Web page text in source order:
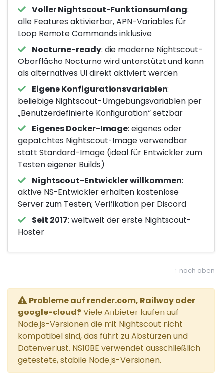
Voller Nightscout-Funktionsumfang:
alle Features aktivierbar, APN-Variables für
Loop Remote Commands inklusive
Nocturne-ready: die moderne Nightscout-
Oberfläche Nocturne wird unterstützt und kann
als alternatives UI direkt aktiviert werden
Eigene Konfigurationsvariablen:
beliebige Nightscout-Umgebungsvariablen per
„Benutzerdefinierte Konfiguration“ setzbar
Eigenes Docker-Image: eigenes oder
gepatchtes Nightscout-Image verwendbar
statt Standard-Image (ideal für Entwickler zum
Testen eigener Builds)
Nightscout-Entwickler willkommen:
aktive NS-Entwickler erhalten kostenlose
Server zum Testen; Verifikation per Discord
Seit 2017: weltweit der erste Nightscout-
Hoster
↑ nach oben
Probleme auf render.com, Railway oder
google-cloud?Viele Anbieter laufen auf
Node.js-Versionen die mit Nightscout nicht
kompatibel sind, das führt zu Abstürzen und
Datenverlust. NS10BE verwendet ausschließlich
getestete, stabile Node.js-Versionen.